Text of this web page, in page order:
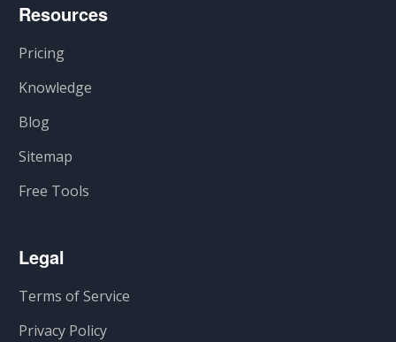
Resources
Pricing
Knowledge
Blog
Sitemap
Free Tools
Legal
Terms of Service
Privacy Policy